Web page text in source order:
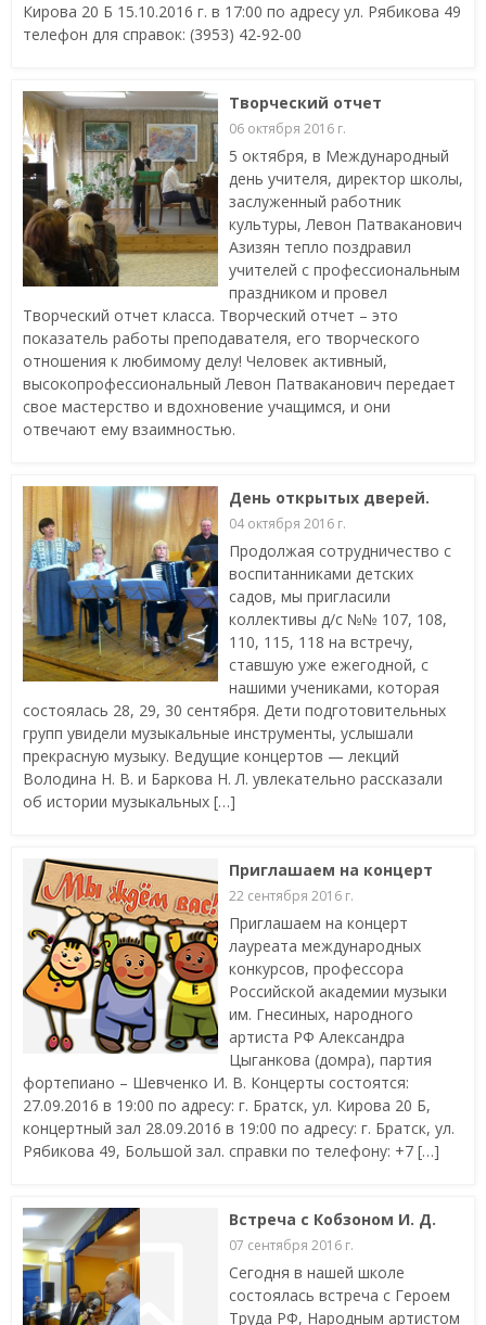
Кирова 20 Б 15.10.2016 г. в 17:00 по адресу ул. Рябикова 49
телефон для справок: (3953) 42-92-00
Творческий отчет
06 октября 2016 г.
5 октября, в Международный
день учителя, директор школы,
заслуженный работник
культуры, Левон Патваканович
Азизян тепло поздравил
учителей с профессиональным
праздником и провел
Творческий отчет класса. Творческий отчет – это
показатель работы преподавателя, его творческого
отношения к любимому делу! Человек активный,
высокопрофессиональный Левон Патваканович передает
свое мастерство и вдохновение учащимся, и они
отвечают ему взаимностью.
День открытых дверей.
04 октября 2016 г.
Продолжая сотрудничество с
воспитанниками детских
садов, мы пригласили
коллективы д/с №№ 107, 108,
110, 115, 118 на встречу,
ставшую уже ежегодной, с
нашими учениками, которая
состоялась 28, 29, 30 сентября. Дети подготовительных
групп увидели музыкальные инструменты, услышали
прекрасную музыку. Ведущие концертов — лекций
Володина Н. В. и Баркова Н. Л. увлекательно рассказали
об истории музыкальных […]
Приглашаем на концерт
22 сентября 2016 г.
Приглашаем на концерт
лауреата международных
конкурсов, профессора
Российской академии музыки
им. Гнесиных, народного
артиста РФ Александра
Цыганкова (домра), партия
фортепиано – Шевченко И. В. Концерты состоятся:
27.09.2016 в 19:00 по адресу: г. Братск, ул. Кирова 20 Б,
концертный зал 28.09.2016 в 19:00 по адресу: г. Братск, ул.
Рябикова 49, Большой зал. справки по телефону: +7 […]
Встреча с Кобзоном И. Д.
07 сентября 2016 г.
Сегодня в нашей школе
состоялась встреча с Героем
Труда РФ, Народным артистом